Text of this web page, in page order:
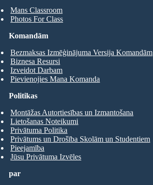
Mans Classroom
Photos For Class
Komandām
Bezmaksas Izmēģinājuma Versija Komandām
Biznesa Resursi
Izveidot Darbam
Pievienojies Mana Komanda
par
Politikas
Montāžas Autortiesības un Izmantošana
Lietošanas Noteikumi
Privātuma Politika
Privātums un Drošība Skolām un Studentiem
Pieejamība
Jūsu Privātuma Izvēles